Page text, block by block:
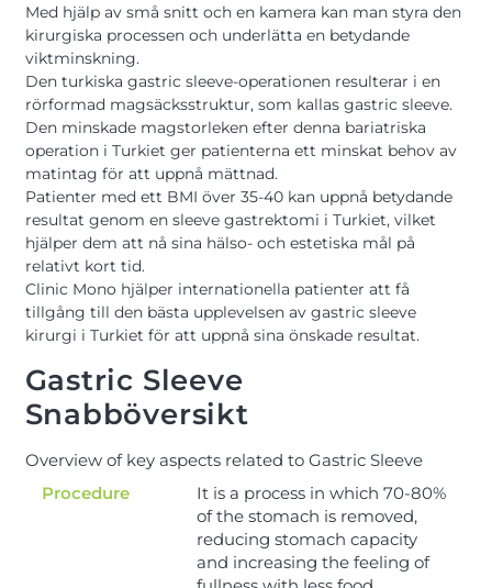
Med hjälp av små snitt och en kamera kan man styra den
kirurgiska processen och underlätta en betydande
viktminskning.
Den turkiska gastric sleeve-operationen resulterar i en
rörformad magsäcksstruktur, som kallas gastric sleeve.
Den minskade magstorleken efter denna bariatriska
operation i Turkiet ger patienterna ett minskat behov av
matintag för att uppnå mättnad.
Patienter med ett BMI över 35-40 kan uppnå betydande
resultat genom en sleeve gastrektomi i Turkiet, vilket
hjälper dem att nå sina hälso- och estetiska mål på
relativt kort tid.
Clinic Mono hjälper internationella patienter att få
tillgång till den bästa upplevelsen av gastric sleeve
kirurgi i Turkiet för att uppnå sina önskade resultat.
Gastric Sleeve
Snabböversikt
Overview of key aspects related to Gastric Sleeve
Procedure
It is a process in which 70-80%
of the stomach is removed,
reducing stomach capacity
and increasing the feeling of